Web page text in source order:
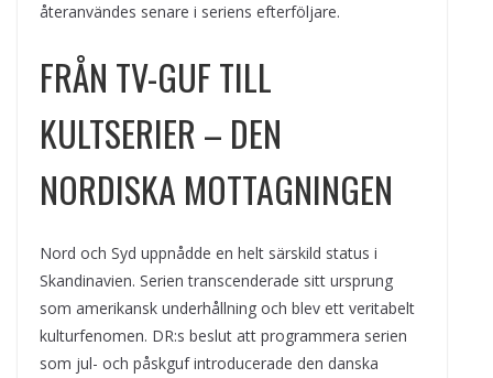
återanvändes senare i seriens efterföljare.
FRÅN TV-GUF TILL
KULTSERIER – DEN
NORDISKA MOTTAGNINGEN
Nord och Syd uppnådde en helt särskild status i
Skandinavien. Serien transcenderade sitt ursprung
som amerikansk underhållning och blev ett veritabelt
kulturfenomen. DR:s beslut att programmera serien
som jul- och påskguf introducerade den danska